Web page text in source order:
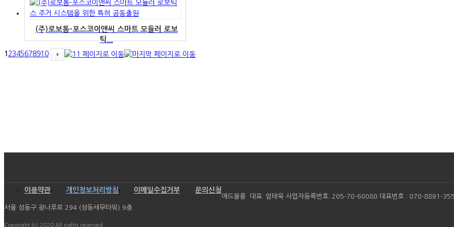
(주)로보톰-포스코이앤씨 스마트 모듈러 로보
틱...
1 2345678910
이용약관 개인정보처리방침 이메일수집거부 문의신청
애드블룸 대표: 엄태욱 사업자등록번호: 205-70-60080 대표번호 : 070-8891-
서울 성동구 광나루로 294 (성동세무타워) 9층
Copyright (c) 2020 All rights reserved